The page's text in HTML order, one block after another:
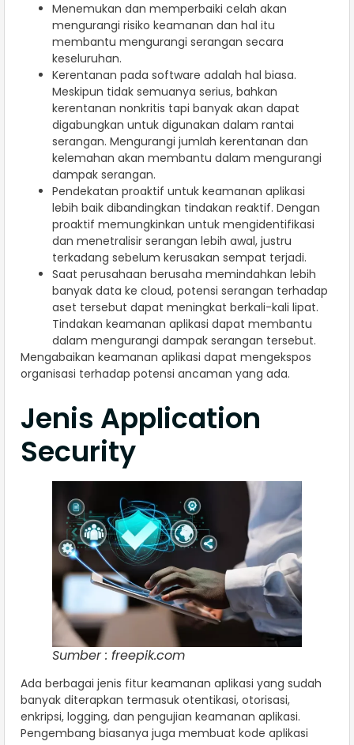
Menemukan dan memperbaiki celah akan
mengurangi risiko keamanan dan hal itu
membantu mengurangi serangan secara
keseluruhan.
Kerentanan pada software adalah hal biasa.
Meskipun tidak semuanya serius, bahkan
kerentanan nonkritis tapi banyak akan dapat
digabungkan untuk digunakan dalam rantai
serangan. Mengurangi jumlah kerentanan dan
kelemahan akan membantu dalam mengurangi
dampak serangan.
Pendekatan proaktif untuk keamanan aplikasi
lebih baik dibandingkan tindakan reaktif. Dengan
proaktif memungkinkan untuk mengidentifikasi
dan menetralisir serangan lebih awal, justru
terkadang sebelum kerusakan sempat terjadi.
Saat perusahaan berusaha memindahkan lebih
banyak data ke cloud, potensi serangan terhadap
aset tersebut dapat meningkat berkali-kali lipat.
Tindakan keamanan aplikasi dapat membantu
dalam mengurangi dampak serangan tersebut.
Mengabaikan keamanan aplikasi dapat mengekspos
organisasi terhadap potensi ancaman yang ada.
Jenis Application
Security
Sumber : freepik.com
Ada berbagai jenis fitur keamanan aplikasi yang sudah
banyak diterapkan termasuk otentikasi, otorisasi,
enkripsi, logging, dan pengujian keamanan aplikasi.
Pengembang biasanya juga membuat kode aplikasi